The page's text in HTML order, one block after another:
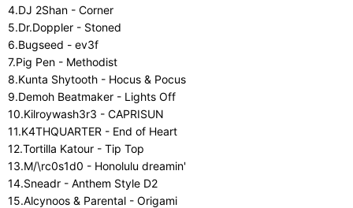
4.DJ 2Shan - Corner
5.Dr.Doppler - Stoned
6.Bugseed - ev3f
7.Pig Pen - Methodist
8.Kunta Shytooth - Hocus & Pocus
9.Demoh Beatmaker - Lights Off
10.Kilroywash3r3 - CAPRISUN
11.K4THQUARTER - End of Heart
12.Tortilla Katour - Tip Top
13.M/\rc0s1d0 - Honolulu dreamin'
14.Sneadr - Anthem Style D2
15.Alcynoos & Parental - Origami